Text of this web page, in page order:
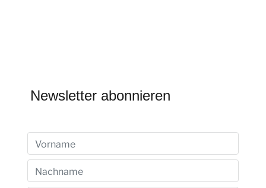
Newsletter abonnieren